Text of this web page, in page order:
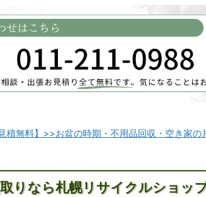
積無料】>>お盆の時期・不用品回収・空き家
りなら札幌リサイクルショッ